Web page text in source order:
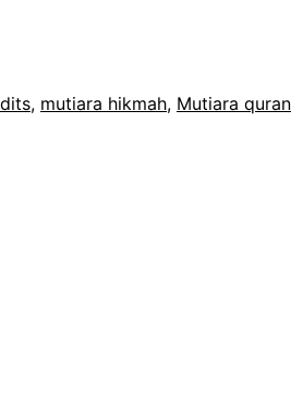
, mutiara hikmah, Mutiara quran